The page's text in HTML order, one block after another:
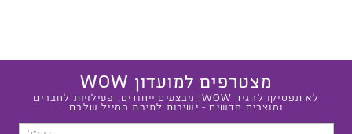
מצטרפים למועדון WOW
לא תפסיקו להגיד WOW! מבצעים ייחודים, פעילויות לחברים
ומוצרים חדשים - ישירות לתיבת המייל שלכם